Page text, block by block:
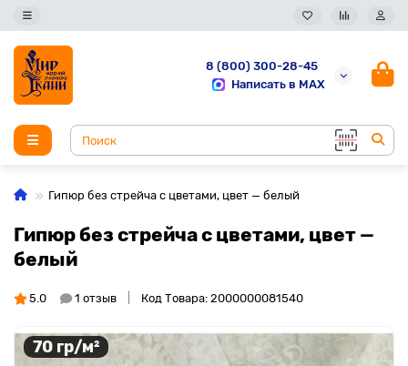
8 (800) 300-28-45
Написать в MAX
Гипюр без стрейча с цветами, цвет — белый
Гипюр без стрейча с цветами, цвет —
белый
5.0 1 отзыв Код Товара: 2000000081540
70 гр/м²